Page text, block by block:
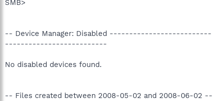
SMB>
-- Device Manager: Disabled --------------------------
--------------------------
No disabled devices found.
-- Files created between 2008-05-02 and 2008-06-02 --